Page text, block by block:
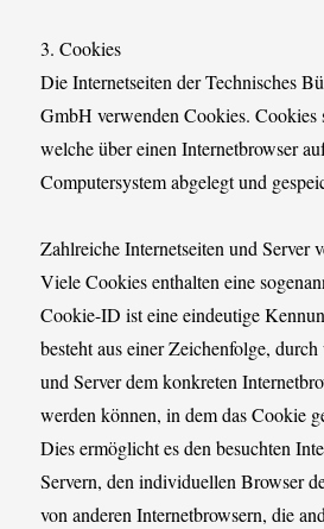
3. Cookies
Die Internetseiten der Technisches
GmbH verwenden Cookies. Cookies
welche über einen Internetbrowser
Computersystem abgelegt und
Zahlreiche Internetseiten und Server
Viele Cookies enthalten eine
Cookie-ID ist eine eindeutige
besteht aus einer Zeichenfolge,
und Server dem konkreten
werden können, in dem das Cookie
Dies ermöglicht es den besuchten
Servern, den individuellen Browser
von anderen Internetbrowsern, die